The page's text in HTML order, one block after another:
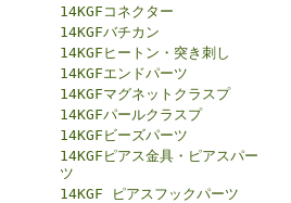
14KGFコネクター
14KGFバチカン
14KGFヒートン・突き刺し
14KGFエンドパーツ
14KGFマグネットクラスプ
14KGFパールクラスプ
14KGFビーズパーツ
14KGFピアス金具・ピアスパー
ツ
14KGF ピアスフックパーツ